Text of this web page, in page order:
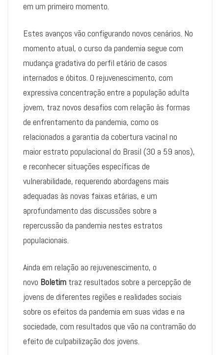
em um primeiro momento.
Estes avanços vão configurando novos cenários. No
momento atual, o curso da pandemia segue com
mudança gradativa do perfil etário de casos
internados e óbitos. O rejuvenescimento, com
expressiva concentração entre a população adulta
jovem, traz novos desafios com relação às formas
de enfrentamento da pandemia, como os
relacionados a garantia da cobertura vacinal no
maior estrato populacional do Brasil (30 a 59 anos),
e reconhecer situações específicas de
vulnerabilidade, requerendo abordagens mais
adequadas às novas faixas etárias, e um
aprofundamento das discussões sobre a
repercussão da pandemia nestes estratos
populacionais.
Ainda em relação ao rejuvenescimento, o
novo Boletim traz resultados sobre a percepção de
jovens de diferentes regiões e realidades sociais
sobre os efeitos da pandemia em suas vidas e na
sociedade, com resultados que vão na contramão do
efeito de culpabilização dos jovens.